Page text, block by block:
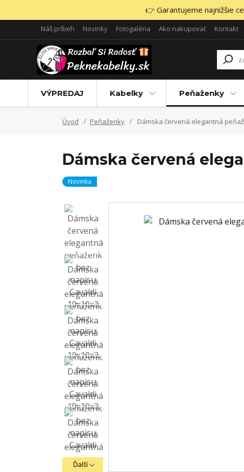
👉 Garantujeme najnižšie
Náš príbeh Novinky Fotogaléria Ako nakupovať Kontakt
VÝPREDAJ Kabelky Peňaženky
Úvod Peňaženky Dámska červená elegantná
Dámska červená
Novinka
Ďalší